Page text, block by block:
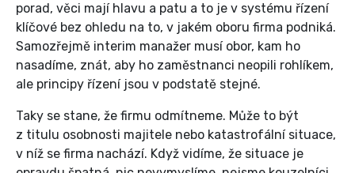
porad, věci mají hlavu a patu a to je v systému řízení
klíčové bez ohledu na to, v jakém oboru firma podniká.
Samozřejmě interim manažer musí obor, kam ho
nasadíme, znát, aby ho zaměstnanci neopili rohlíkem,
ale principy řízení jsou v podstatě stejné.
Taky se stane, že firmu odmítneme. Může to být
z titulu osobnosti majitele nebo katastrofální situace,
v níž se firma nachází. Když vidíme, že situace je